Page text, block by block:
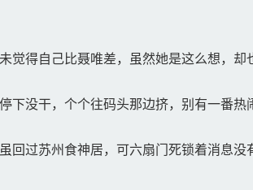
得自己比聂唯差，虽然她是这么想，却
没干，个个往码头那边挤，别有一番热
过苏州食神居，可六扇门死锁着消息没